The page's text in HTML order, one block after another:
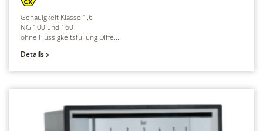
Genauigkeit Klasse 1,6
NG 100 und 160
ohne Flüssigkeitsfüllung Diffe...
Details